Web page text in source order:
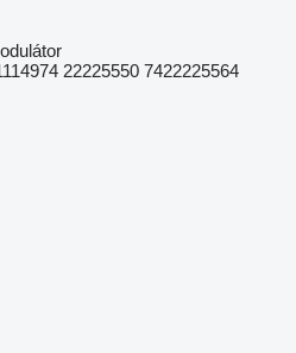
22225550 7422225564